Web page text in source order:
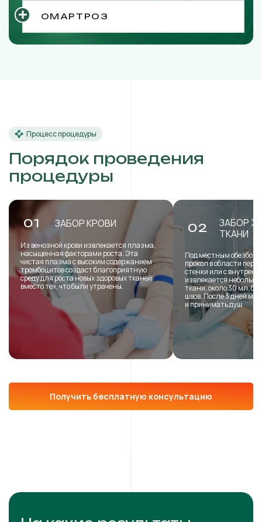
ОМАРТРОЗ
Процесс процедуры
Порядок проведения
процедуры
01 ЗАБОР КРОВИ
Из венозной крови извлекается плазма,
насыщенная факторами роста. Эта
чистая плазма с высоким содержанием
тромбоцитов создаст благоприятную
среду для роста новых здоровых тканей
вместо тех, что были утрачены.
02
ЗАБОР
ТКАНИ
Под местным
прокол в области
стенки или с
извлекается
ткани, около 30 мл,
швов. После 3 дней
и принимать душ.
Получить бесплатную консультацию